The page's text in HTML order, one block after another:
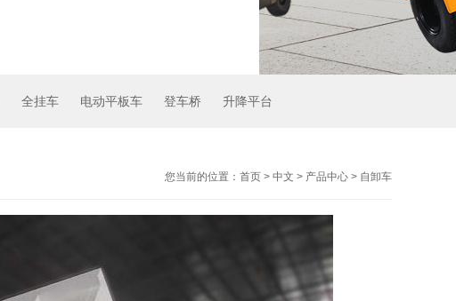
全挂车 电动平板车 登车桥 升降平台
您当前的位置： 首页 > 中文 > 产品中心 > 自卸车